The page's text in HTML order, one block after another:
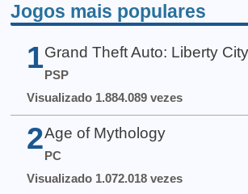
Jogos mais populares
1 Grand Theft Auto: Liberty
PSP
Visualizado 1.884.089 vezes
2 Age of Mythology
PC
Visualizado 1.072.018 vezes